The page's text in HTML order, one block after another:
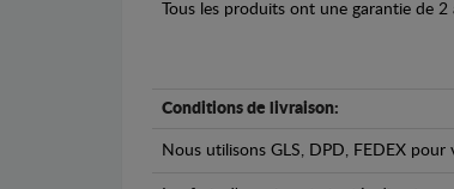
Tous les produits ont une garantie de 2
Conditions de livraison:
Nous utilisons GLS, DPD, FEDEX